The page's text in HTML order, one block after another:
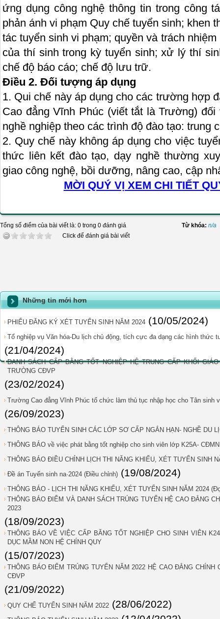
ứng dụng công nghệ thông tin trong công
phản ánh vi phạm Quy chế tuyển sinh; khen
tác tuyển sinh vi phạm; quyền và trách
của thí sinh trong kỳ tuyển sinh; xử lý thí
chế độ báo cáo; chế độ lưu trữ.
Điều 2. Đối tượng áp dụng
1. Qui chế này áp dụng cho các trường hợp
Cao đẳng Vĩnh Phúc (viết tắt là Trường)
nghề nghiệp theo các trình độ đào tạo: trung
2. Quy chế này không áp dụng cho việc
thức liên kết đào tạo, dạy nghề thường
giao công nghệ, bồi dưỡng, nâng cao, cập
MỜI QUÝ VỊ XEM CHI TIẾT
Tổng số điểm của bài viết là: 0 trong 0 đánh giá
Click để đánh giá bài viết
Từ khóa: n/a
Những tin mới hơn
PHIẾU ĐĂNG KÝ XÉT TUYỂN SINH NĂM 2024 (10/05/2024)
Tổ nghiệp vụ Văn hóa-Du lịch chủ động, tích cực đa dạng các hình thức
(21/04/2024)
DANH SÁCH CẤP BẰNG TỐT NGHIỆP HỆ TRUNG CẤP KHỐI
TRƯỜNG CĐVP
(23/02/2024)
Trường Cao đẳng Vĩnh Phúc tổ chức làm thủ tục nhập học cho Tân sinh
(26/09/2023)
THÔNG BÁO TUYỂN SINH CÁC LỚP SƠ CẤP NGẮN HẠN- NGHỀ DU
THÔNG BÁO về việc phát bằng tốt nghiệp cho sinh viên lớp K25A-
THÔNG BÁO ĐIỀU CHỈNH LỊCH THI NĂNG KHIẾU, XÉT TUYỂN SINH
Đề án Tuyển sinh na·2024 (Điều chỉnh) (19/08/2024)
THÔNG BÁO - LỊCH THI NĂNG KHIẾU, XÉT TUYỂN SINH NĂM 2024
THÔNG BÁO ĐIỂM VÀ DANH SÁCH TRÚNG TUYỂN HỆ CAO ĐẲNG
2023
(18/09/2023)
THÔNG BÁO VỀ VIỆC CẤP BĂNG TỐT NGHIỆP CHO SINH VIÊN
DỤC MẦM NON HỆ CHÍNH QUY
(15/07/2023)
THÔNG BÁO ĐIỂM TRÚNG TUYỂN NĂM 2022 HỆ CAO ĐẲNG CHÍNH
CĐVP
(21/09/2022)
QUY CHẾ TUYỂN SINH NĂM 2022 (28/06/2022)